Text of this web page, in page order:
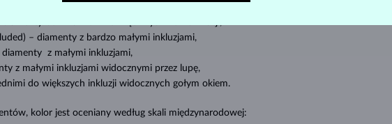
– diamenty z bardzo małymi inkluzjami,
diamenty z małymi inkluzjami,
z małymi inkluzjami widocznymi przez lupę,
do większych inkluzji widocznych gołym okiem.
kolor jest oceniany według skali międzynarodowej: